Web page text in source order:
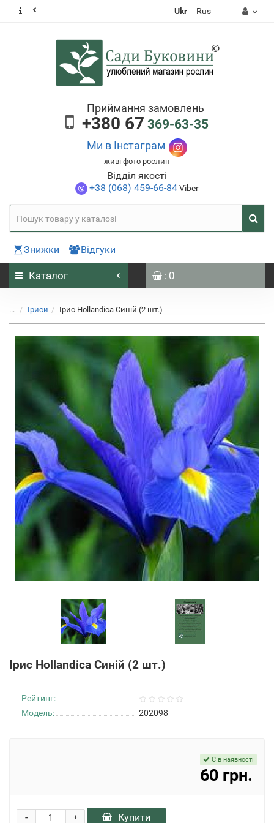
Ukr Rus
Приймання замовлень
+380 67 369-63-35
Ми в Інстаграм
живі фото рослин
Відділ якості
+38 (068) 459-66-84Viber
Знижки Відгуки
Каталог : 0
... Іриси Ірис Hollandica Синій (2 шт.)
Ірис Hollandica Синій (2 шт.)
Рейтинг:
Модель:
202098
Є в наявності
60 грн.
+
- Купити